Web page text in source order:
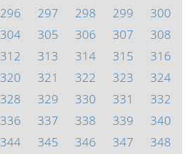
296 297 298 299
300
304 305 306 307
308
312 313 314 315
316
320 321 322 323
324
328 329 330 331
332
336 337 338 339
340
344 345 346 347 348